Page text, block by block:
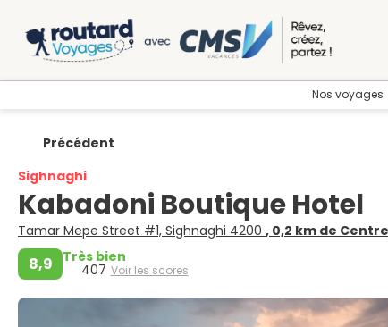
Nos voyages
Précédent
Sighnaghi
Kabadoni Boutique Hotel
Tamar Mepe Street #1, Sighnaghi 4200 , 0,2 km de Centre
8,9 Très bien
407 Voir les scores